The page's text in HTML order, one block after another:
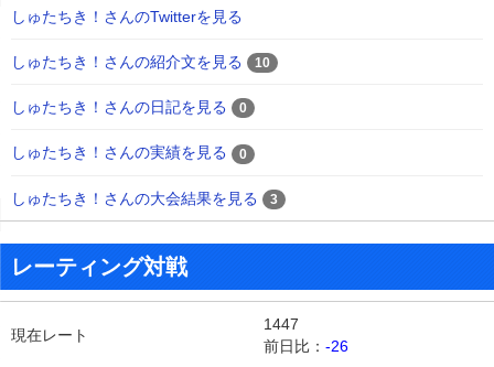
しゅたちき！さんのTwitterを見る
しゅたちき！さんの紹介文を見る 10
しゅたちき！さんの日記を見る 0
しゅたちき！さんの実績を見る 0
しゅたちき！さんの大会結果を見る 3
レーティング対戦
現在レート
1447
前日比： -26